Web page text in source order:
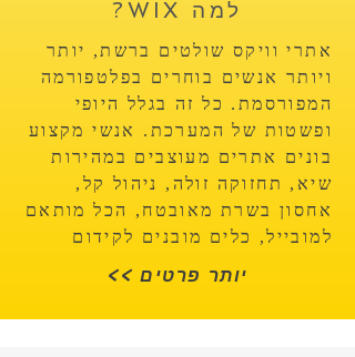
?WIX למה
אתרי וויקס שולטים ברשת, יותר
ויותר אנשים בוחרים בפלטפורמה
המפורסמת. כל זה בגלל היופי
ופשטות של המערכת. אנשי מקצוע
בונים אתרים מעוצבים במהירות
שיא, תחזוקה זולה, ניהול קל,
אחסון בשרת מאובטח, הכל מותאם
למובייל, כלים מובנים לקידום
<< יותר פרטים